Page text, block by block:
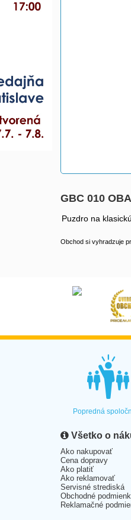
GBC 010
Puzdro na
Obchod si vyhradzuje
Popredná
Všetko o
Ako nakupovať
Cena dopravy
Ako platiť
Ako reklamovať
Servisné strediská
Obchodné
Reklamačné